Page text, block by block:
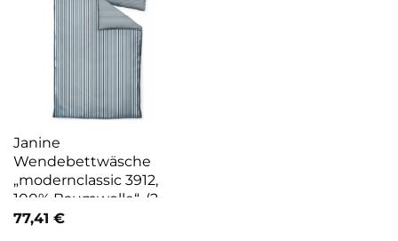
Janine
Wendebettwäsche
„modernclassic 3912,
100% Baumwolle“, (2
tlg.), mit Reißverschluss,
77,41 €